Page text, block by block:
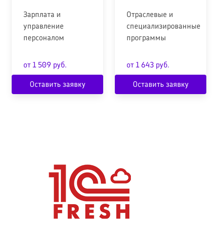
Зарплата и
управление
персоналом
от 1 509 руб.
Оставить заявку
Отраслевые и
специализированные
программы
от 1 643 руб.
Оставить заявку